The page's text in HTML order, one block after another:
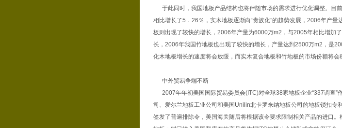
于此同时，我国地板产品结构也将伴随市场的需求进行优化调整。目
相比增长了5．26％，实木地板逐渐向“贵族化”的趋势发展，2006年产
板则出现了较快的增长，2006年产量为6000万m2，与2005年相比增加
长，2006年我国竹地板也出现了较快的增长，产量达到2500万m2，是
化木地板增长的速度将会放缓，而实木复合地板和竹地板的市场份额将会
中外贸易争端不断
2007年年初美国国际贸易委员会(ITC)对全球38家地板企业“337调查”
司、爱尔兰地板工业公司和美国Unilin北卡罗来纳地板公司的地板锁扣
签发了普遍排除令，美国海关随后将根据该令要求限制相关产品的进口